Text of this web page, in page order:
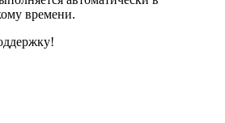
времени.